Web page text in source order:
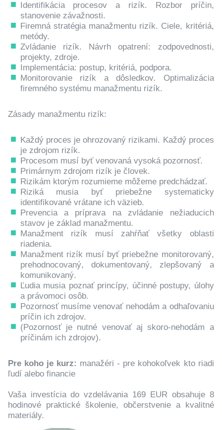
Identifikácia procesov a rizík. Rozbor príčin,
stanovenie závažnosti.
Firemná stratégia manažmentu rizík. Ciele, kritériá,
metódy.
Zvládanie rizík. Návrh opatrení: zodpovednosti,
projekty, zdroje.
Implementácia: postup, kritériá, podpora.
Monitorovanie rizík a dôsledkov. Optimalizácia
firemného systému manažmentu rizík.
Zásady manažmentu rizík:
Každý proces je ohrozovaný rizikami. Každý proces
je zdrojom rizík.
Procesom musí byť venovaná vysoká pozornosť.
Primárnym zdrojom rizík je človek.
Rizikám ktorým rozumieme môžeme predchádzať.
Riziká musia byť priebežne systematicky
identifikované vrátane ich väzieb.
Prevencia a príprava na zvládanie nežiaducich
stavov je základ manažmentu.
Manažment rizík musí zahŕňať všetky oblasti
riadenia.
Manažment rizík musí byť priebežne monitorovaný,
prehodnocovaný, dokumentovaný, zlepšovaný a
komunikovaný.
Ľudia musia poznať princípy, účinné postupy, úlohy
a právomoci osôb.
Pozornosť musíme venovať nehodám a odhaľovaniu
príčin ich zdrojov.
(Pozornosť je nutné venovať aj skoro-nehodám a
príčinám ich zdrojov).
Pre koho je kurz: manažéri - pre kohokoľvek kto riadi
ľudí alebo financie
Vaša investícia do vzdelávania 169 EUR obsahuje 8
hodinové praktické školenie, občerstvenie a kvalitné
materiály.